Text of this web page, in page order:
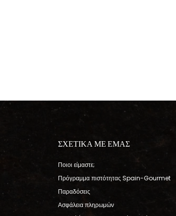
ΣΧΕΤΙΚΑ ΜΕ ΕΜΑΣ
Ποιοι είμαστε;
Πρόγραμμα πιστότητας Spain-Gourmet
Παραδόσεις
Ασφάλεια πληρωμών